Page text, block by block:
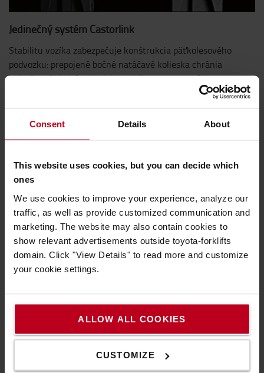
Consent Details About
This website uses cookies, but you can decide which
ones
We use cookies to improve your experience, analyze our
traffic, as well as provide customized communication and
marketing. The website may also contain cookies to
show relevant advertisements outside toyota-forklifts
domain. Click "View Details" to read more and customize
your cookie settings.
ALLOW ALL COOKIES
CUSTOMIZE
Jedinečný systém Castorlink
Stabilitu vozíka zabezpečuje konštrukcia päťkolesového
podvozku: prepojené bočné natáčavé kolieska chránia
kolesá a náklad, čo zaisťuje stabilitu na nerovných
Jedinečný systém Powerdrive od BT znižuje prestoje
Jedinečná kombinácia bezkontaktného ovládania a CAN